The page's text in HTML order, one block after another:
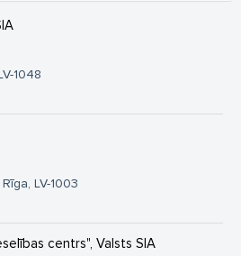
1048
LV-1003
centrs", Valsts SIA